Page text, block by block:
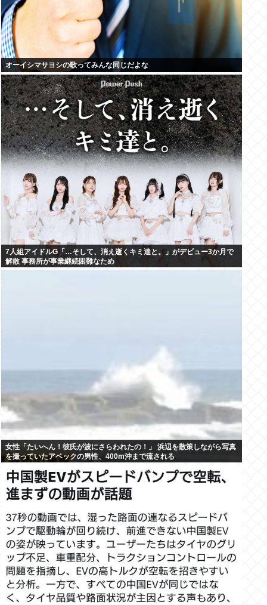
オーイシマサヨシの歌ってみんな同じだよな
7人組アイドルG「…そして、消え逝くキミ達と。」がデビュー3か月で
解散 事務所が事業継続困難なため
女性「たいへん！彼氏が波にさらわれたの！」 浜辺を散策しながら写真
を撮っていたアベックの男性、400m沖まで流される